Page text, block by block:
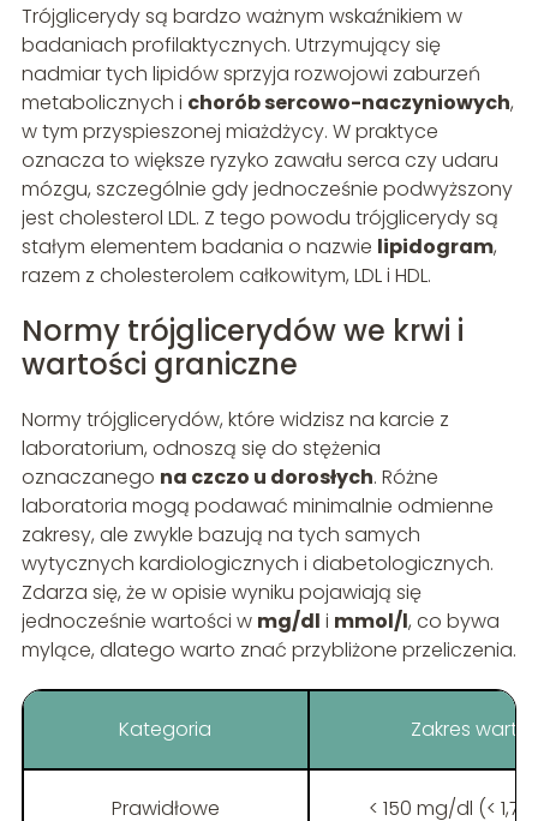
Trójglicerydy są bardzo ważnym wskaźnikiem w
badaniach profilaktycznych. Utrzymujący się
nadmiar tych lipidów sprzyja rozwojowi zaburzeń
metabolicznych i chorób sercowo-naczyniowych,
w tym przyspieszonej miażdżycy. W praktyce
oznacza to większe ryzyko zawału serca czy udaru
mózgu, szczególnie gdy jednocześnie podwyższony
jest cholesterol LDL. Z tego powodu trójglicerydy są
stałym elementem badania o nazwie lipidogram,
razem z cholesterolem całkowitym, LDL i HDL.
Normy trójglicerydów we krwi i
wartości graniczne
Normy trójglicerydów, które widzisz na karcie z
laboratorium, odnoszą się do stężenia
oznaczanego na czczo u dorosłych. Różne
laboratoria mogą podawać minimalnie odmienne
zakresy, ale zwykle bazują na tych samych
wytycznych kardiologicznych i diabetologicznych.
Zdarza się, że w opisie wyniku pojawiają się
jednocześnie wartości w mg/dl i mmol/l, co bywa
mylące, dlatego warto znać przybliżone przeliczenia.
Kategoria Zakres
Prawidłowe < 150 mg/dl (< 1,7